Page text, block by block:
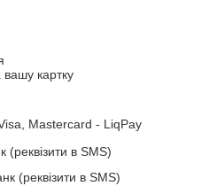
вашу картку
Mastercard - LiqPay
в SMS)
(реквізити в SMS)